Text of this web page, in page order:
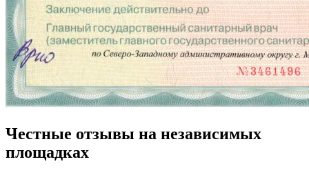
Честные отзывы на независимых
площадках